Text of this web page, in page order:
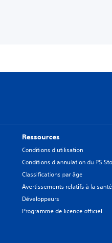
Ressources
Conditions d'utilisation
Conditions d'annulation du PS
Classifications par âge
Avertissements relatifs à la santé
Développeurs
Programme de licence officiel